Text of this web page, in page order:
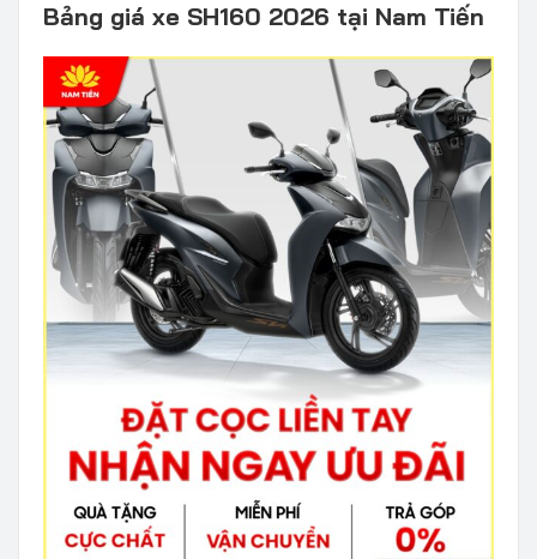
Bảng giá xe SH160 2026 tại Nam Tiến